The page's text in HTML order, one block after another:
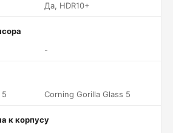
Да, HDR10+
-
5
Corning Gorilla Glass 5
к корпусу